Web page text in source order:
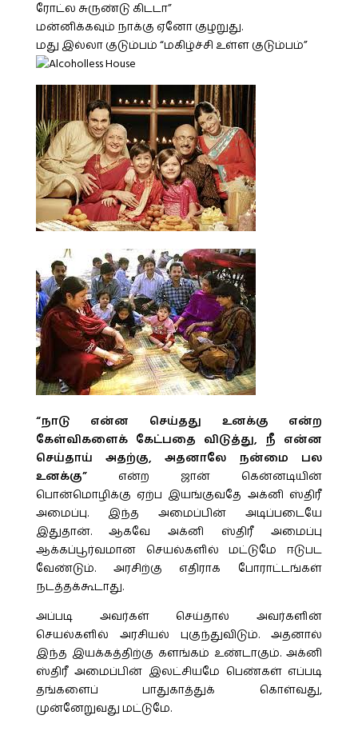
ரோட்ல சுருண்டு கிடடா”
மன்னிக்கவும் நாக்கு ஏனோ குழறுது.
மது இல்லா குடும்பம் “மகிழ்ச்சி உள்ள குடும்பம்”
“நாடு என்ன செய்தது உனக்கு என்ற
கேள்விகளைக் கேட்பதை விடுத்து, நீ என்ன
செய்தாய் அதற்கு, அதனாலே நன்மை பல
உனக்கு”என்ற ஜான் கென்னடியின்
பொன்மொழிக்கு ஏற்ப இயங்குவதே அக்னி ஸ்திரீ
அமைப்பு. இந்த அமைப்பின் அடிப்படையே
இதுதான். ஆகவே அக்னி ஸ்திரீ அமைப்பு
ஆக்கப்பூர்வமான செயல்களில் மட்டுமே ஈடுபட
வேண்டும். அரசிற்கு எதிராக போராட்டங்கள்
நடத்தக்கூடாது.
அப்படி அவர்கள் செய்தால் அவர்களின்
செயல்களில் அரசியல் புகுந்துவிடும். அதனால்
இந்த இயக்கத்திற்கு களங்கம் உண்டாகும். அக்னி
ஸ்திரீ அமைப்பின் இலட்சியமே பெண்கள் எப்படி
தங்களைப் பாதுகாத்துக் கொள்வது,
முன்னேறுவது மட்டுமே.